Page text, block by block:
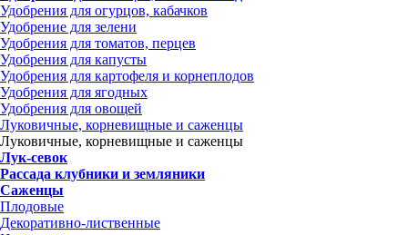
Удобрения для огурцов, кабачков
Удобрение для зелени
Удобрения для томатов, перцев
Удобрения для капусты
Удобрения для картофеля и корнеплодов
Удобрения для ягодных
Удобрения для овощей
Луковичные, корневищные и саженцы
Луковичные, корневищные и саженцы
Лук-севок
Рассада клубники и земляники
Саженцы
Плодовые
Декоративно-лиственные